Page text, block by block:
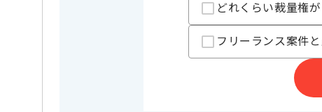
どれくらい裁量権
フリーランス案件